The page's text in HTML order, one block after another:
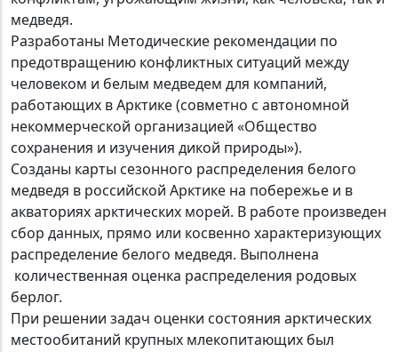
медведя.
Разработаны Методические рекомендации по
предотвращению конфликтных ситуаций между
человеком и белым медведем для компаний,
работающих в Арктике (совметно с автономной
некоммерческой организацией «Общество
сохранения и изучения дикой природы»).
Созданы карты сезонного распределения белого
медведя в российской Арктике на побережье и в
акваториях арктических морей. В работе произведен
сбор данных, прямо или косвенно характеризующих
распределение белого медведя. Выполнена
количественная оценка распределения родовых
берлог.
При решении задач оценки состояния арктических
местообитаний крупных млекопитающих был